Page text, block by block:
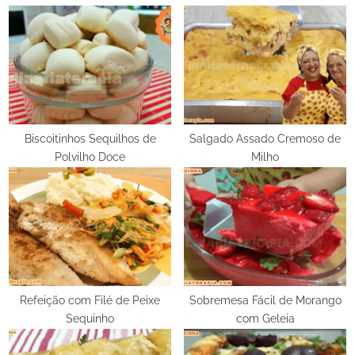
o
u
s
P
o
s
P
o
s
t
:
Biscoitinhos Sequilhos de
Polvilho Doce
Salgado Assado Cremoso de
Milho
Refeição com Filé de Peixe
Sequinho
Sobremesa Fácil de Morango
com Geleia